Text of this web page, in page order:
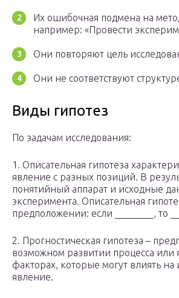
Их ошибочная подмена на
например: «Провести
Они повторяют цель
Они не соответствуют
Виды гипотез
По задачам исследования:
1. Описательная гипотеза
явление с разных позиций. В
понятийный аппарат и исходные
эксперимента. Описательная
предположении: если ________, то
2. Прогностическая гипотеза –
возможном развитии процесса или
факторах, которые могут влиять на
явление.